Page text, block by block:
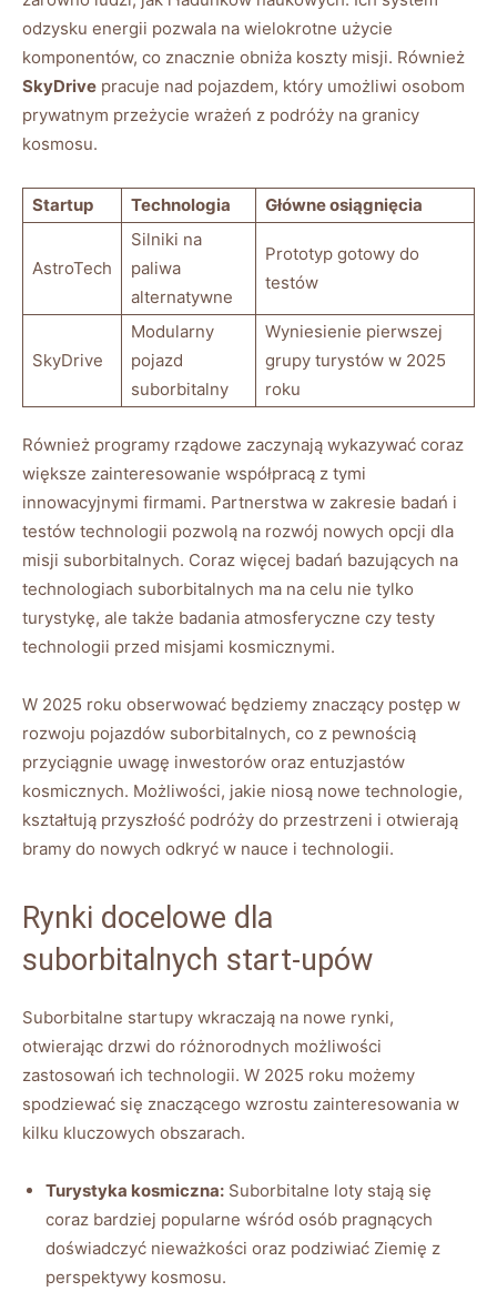
odzysku energii ‌pozwala na⁣ wielokrotne użycie
komponentów, ​co znacznie obniża koszty misji. ⁤Również ⁢
SkyDrive pracuje ⁢nad pojazdem, który umożliwi osobom⁢
prywatnym przeżycie wrażeń z ⁤podróży na ⁣granicy
‌kosmosu.
Startup Technologia Główne ⁣osiągnięcia
AstroTech
Silniki na
paliwa
alternatywne
Prototyp gotowy do
testów
SkyDrive
Modularny
pojazd‌
suborbitalny
Wyniesienie pierwszej
grupy turystów w 2025
‍roku
Również programy ⁢rządowe zaczynają wykazywać coraz
większe zainteresowanie ⁢współpracą​ z tymi
innowacyjnymi firmami.‌ Partnerstwa⁣ w zakresie badań​ i
‍testów technologii pozwolą na rozwój ‌nowych opcji dla
misji suborbitalnych.‍ Coraz więcej‍ badań bazujących na⁤
technologiach suborbitalnych ‌ma‍ na⁣ celu​ nie tylko
turystykę, ale ⁤także badania ⁣atmosferyczne czy testy‌
technologii​ przed misjami kosmicznymi.
W⁤ 2025 roku obserwować będziemy znaczący postęp⁢ w
rozwoju pojazdów suborbitalnych, ​co z pewnością
przyciągnie⁢ uwagę​ inwestorów oraz ⁤entuzjastów
kosmicznych.‌ Możliwości, jakie niosą ​nowe technologie,
kształtują przyszłość podróży do przestrzeni i‍ otwierają
bramy do nowych odkryć w nauce i technologii.
Rynki‌ docelowe ​dla
suborbitalnych start-upów
Suborbitalne startupy wkraczają ​na nowe ⁤rynki,
otwierając drzwi⁣ do ⁢różnorodnych ⁢możliwości
zastosowań ich technologii. W 2025 roku‍ możemy
spodziewać się znaczącego wzrostu zainteresowania⁤ w
kilku kluczowych obszarach.
Turystyka kosmiczna: Suborbitalne loty stają się
coraz bardziej popularne wśród osób pragnących
doświadczyć⁣ nieważkości oraz‍ podziwiać⁢ Ziemię z
perspektywy​ kosmosu.